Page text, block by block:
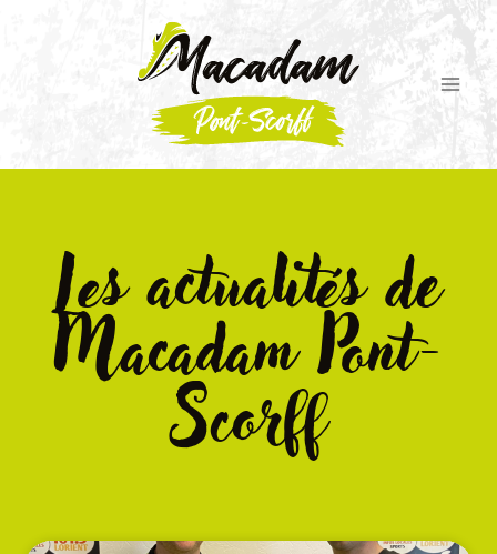
Les actualités de
Macadam Pont-
Scorff